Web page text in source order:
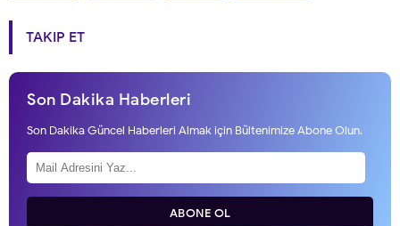
TAKIP ET
Son Dakika Haberleri
Son Dakika Güncel Haberleri Almak için Bültenimize Abone Olun.
ABONE OL